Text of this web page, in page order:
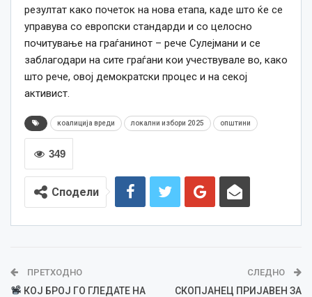
резултат како почеток на нова етапа, каде што ќе се
управува со европски стандарди и со целосно
почитување на граѓанинот – рече Сулејмани и се
заблагодари на сите граѓани кои учествувале во, како
што рече, овој демократски процес и на секој
активист.
коалиција вреди локални избори 2025 општини
349
Сподели
ПРЕТХОДНО
КОЈ БРОЈ ГО ГЛЕДАТЕ НА
СЛЕДНО
СКОПЈАНЕЦ ПРИЈАВЕН ЗА